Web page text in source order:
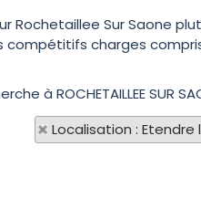
Rochetaillee Sur Saone
compétitifs charges
à ROCHETAILLEE SUR
Localisation :